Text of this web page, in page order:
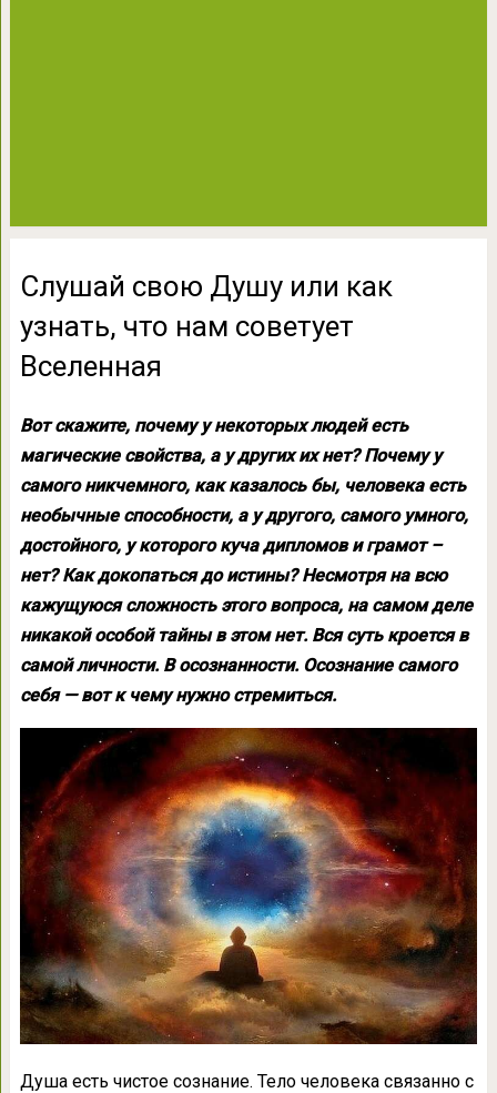
Слушай свою Душу или как
узнать, что нам советует
Вселенная
Вот скажите, почему у некоторых людей есть
магические свойства, а у других их нет? Почему у
самого никчемного, как казалось бы, человека есть
необычные способности, а у другого, самого умного,
достойного, у которого куча дипломов и грамот –
нет? Как докопаться до истины? Несмотря на всю
кажущуюся сложность этого вопроса, на самом деле
никакой особой тайны в этом нет. Вся суть кроется в
самой личности. В осознанности. Осознание самого
себя — вот к чему нужно стремиться.
Душа есть чистое сознание. Тело человека связанно с